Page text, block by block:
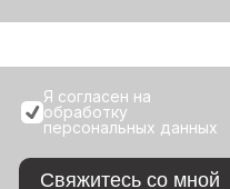
Я согласен на
обработку
персональных данных
Свяжитесь со мной